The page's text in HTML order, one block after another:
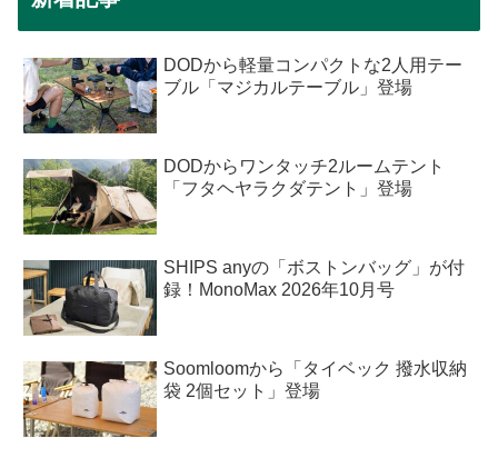
DODから軽量コンパクトな2人用テー
ブル「マジカルテーブル」登場
DODからワンタッチ2ルームテント
「フタヘヤラクダテント」登場
SHIPS anyの「ボストンバッグ」が付
録！MonoMax 2026年10月号
Soomloomから「タイベック 撥水収納
袋 2個セット」登場